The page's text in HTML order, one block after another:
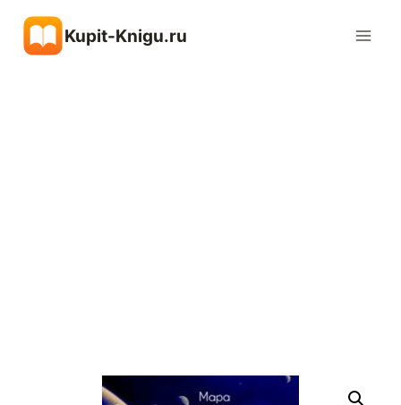
содержимому
Kupit-Knigu.ru